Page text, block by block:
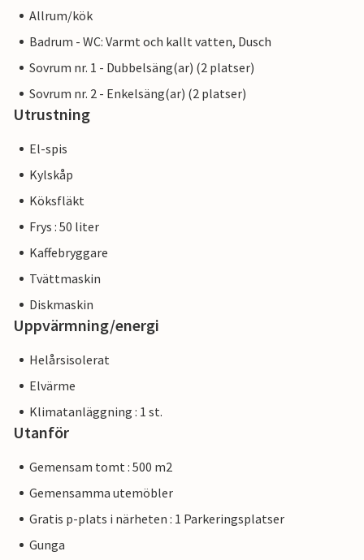
Allrum/kök
Badrum - WC: Varmt och kallt vatten, Dusch
Sovrum nr. 1 - Dubbelsäng(ar) (2 platser)
Sovrum nr. 2 - Enkelsäng(ar) (2 platser)
Utrustning
El-spis
Kylskåp
Köksfläkt
Frys : 50 liter
Kaffebryggare
Tvättmaskin
Diskmaskin
Uppvärmning/energi
Helårsisolerat
Elvärme
Klimatanläggning : 1 st.
Utanför
Gemensam tomt : 500 m2
Gemensamma utemöbler
Gratis p-plats i närheten : 1 Parkeringsplatser
Gunga